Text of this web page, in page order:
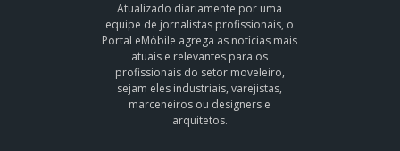
Atualizado diariamente por uma
equipe de jornalistas profissionais, o
Portal eMóbile agrega as notícias mais
atuais e relevantes para os
profissionais do setor moveleiro,
sejam eles industriais, varejistas,
marceneiros ou designers e
arquitetos.